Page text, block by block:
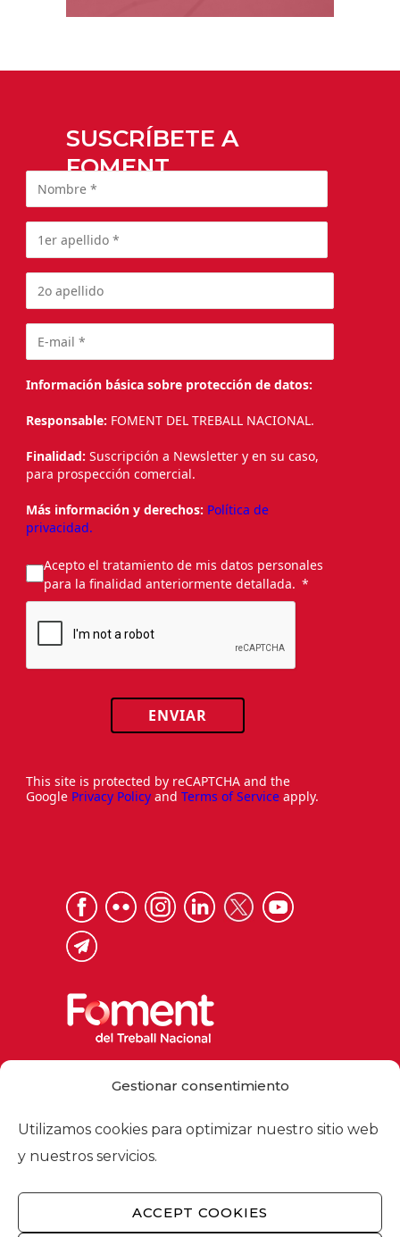
Gestionar consentimiento
Utilizamos cookies para optimizar nuestro sitio web
y nuestros servicios.
ACCEPT COOKIES
SUSCRÍBETE A
FOMENT
Información básica sobre protección de datos:
Responsable: FOMENT DEL TREBALL NACIONAL.
Finalidad: Suscripción a Newsletter y en su caso,
para prospección comercial.
Más información y derechos: Política de
privacidad.
Acepto el tratamiento de mis datos personales
para la finalidad anteriormente detallada.
ENVIAR
This site is protected by reCAPTCHA and the
Google Privacy Policy and Terms of Service apply.
foment@foment.com
© 2026 - Foment del Treball Nacional